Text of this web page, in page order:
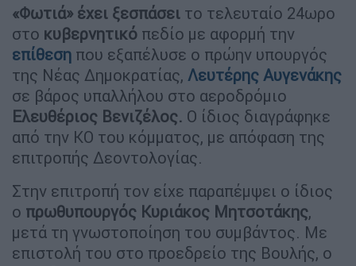
«Φωτιά» έχει ξεσπάσει το τελευταίο 24ωρο
στο κυβερνητικό πεδίο με αφορμή την
επίθεση που εξαπέλυσε ο πρώην υπουργός
της Νέας Δημοκρατίας, Λευτέρης Αυγενάκης
σε βάρος υπαλλήλου στο αεροδρόμιο
Ελευθέριος Βενιζέλος. Ο ίδιος διαγράφηκε
από την ΚΟ του κόμματος, με απόφαση της
επιτροπής Δεοντολογίας.
Στην επιτροπή τον είχε παραπέμψει ο ίδιος
ο πρωθυπουργός Κυριάκος Μητσοτάκης,
μετά τη γνωστοποίηση του συμβάντος. Με
επιστολή του στο προεδρείο της Βουλής, ο